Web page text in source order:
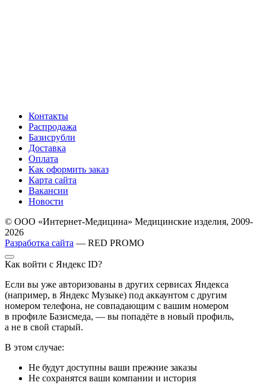
Контакты
Распродажа
Базисрубли
Доставка
Оплата
Как оформить заказ
Карта сайта
Вакансии
Новости
© ООО «Интернет-Медицина» Медицинские изделия, 2009-
2026
Разработка сайта — RED PROMO
Как войти с Яндекс ID?
Если вы уже авторизованы в других сервисах Яндекса
(например, в Яндекс Музыке) под аккаунтом с другим
номером телефона, не совпадающим с вашим номером
в профиле Базисмеда, — вы попадёте в новый профиль,
а не в свой старый.
В этом случае:
Не будут доступны ваши прежние заказы
Не сохранятся ваши компании и история